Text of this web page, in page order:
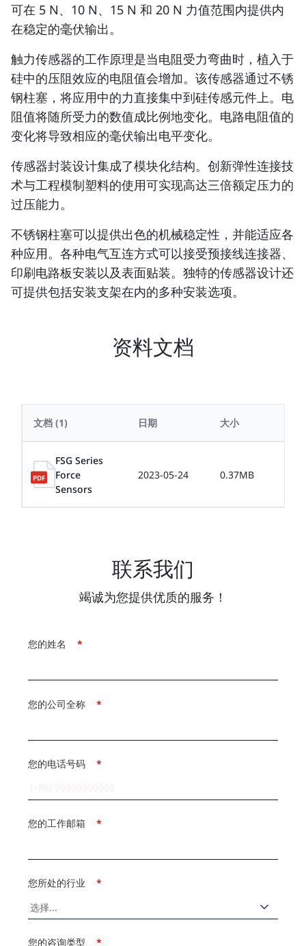
可在 5 N、10 N、15 N 和 20 N 力值范围内提供内
在稳定的毫伏输出。
触力传感器的工作原理是当电阻受力弯曲时，植入于
硅中的压阻效应的电阻值会增加。该传感器通过不锈
钢柱塞，将应用中的力直接集中到硅传感元件上。电
阻值将随所受力的数值成比例地变化。电路电阻值的
变化将导致相应的毫伏输出电平变化。
传感器封装设计集成了模块化结构。创新弹性连接技
术与工程模制塑料的使用可实现高达三倍额定压力的
过压能力。
不锈钢柱塞可以提供出色的机械稳定性，并能适应各
种应用。各种电气互连方式可以接受预接线连接器、
印刷电路板安装以及表面贴装。独特的传感器设计还
可提供包括安装支架在内的多种安装选项。
资料文档
文档 (1) 日期 大小
FSG Series
Force
Sensors
2023-05-24 0.37MB
联系我们
竭诚为您提供优质的服务！
*
您的姓名
*
您的公司全称
*
您的电话号码
*
您的工作邮箱
*
您所处的行业
*
您的咨询类型